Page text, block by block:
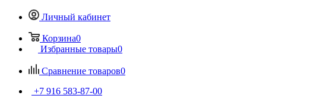
Личный кабинет
Корзина0
Избранные товары0
Сравнение товаров0
+7 916 583-87-00